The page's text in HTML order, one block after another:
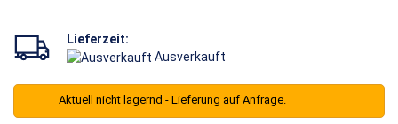
Lieferzeit:
Ausverkauft
Aktuell nicht lagernd - Lieferung auf Anfrage.